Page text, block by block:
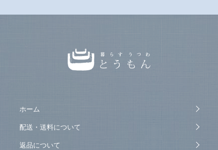
ホーム
配送・送料について
返品について